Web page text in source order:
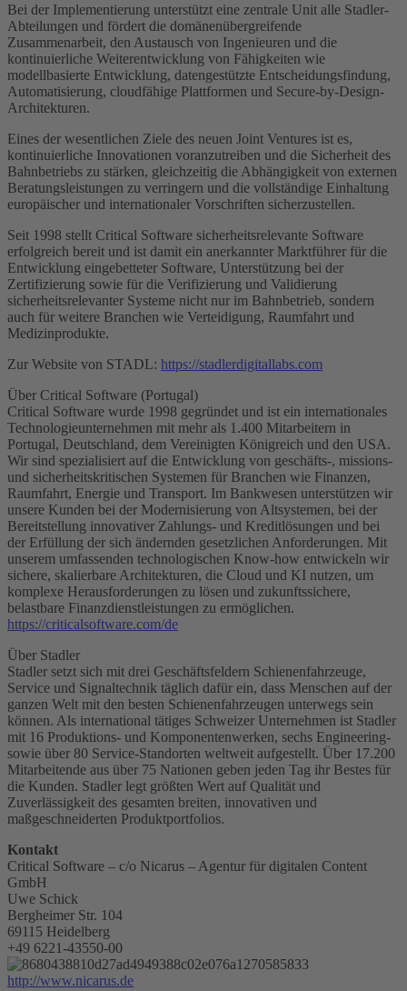
Bei der Implementierung unterstützt eine zentrale Unit alle Stadler-
Abteilungen und fördert die domänenübergreifende
Zusammenarbeit, den Austausch von Ingenieuren und die
kontinuierliche Weiterentwicklung von Fähigkeiten wie
modellbasierte Entwicklung, datengestützte Entscheidungsfindung,
Automatisierung, cloudfähige Plattformen und Secure-by-Design-
Architekturen.
Eines der wesentlichen Ziele des neuen Joint Ventures ist es,
kontinuierliche Innovationen voranzutreiben und die Sicherheit des
Bahnbetriebs zu stärken, gleichzeitig die Abhängigkeit von externen
Beratungsleistungen zu verringern und die vollständige Einhaltung
europäischer und internationaler Vorschriften sicherzustellen.
Seit 1998 stellt Critical Software sicherheitsrelevante Software
erfolgreich bereit und ist damit ein anerkannter Marktführer für die
Entwicklung eingebetteter Software, Unterstützung bei der
Zertifizierung sowie für die Verifizierung und Validierung
sicherheitsrelevanter Systeme nicht nur im Bahnbetrieb, sondern
auch für weitere Branchen wie Verteidigung, Raumfahrt und
Medizinprodukte.
Zur Website von STADL: https://stadlerdigitallabs.com
Über Critical Software (Portugal)
Critical Software wurde 1998 gegründet und ist ein internationales
Technologieunternehmen mit mehr als 1.400 Mitarbeitern in
Portugal, Deutschland, dem Vereinigten Königreich und den USA.
Wir sind spezialisiert auf die Entwicklung von geschäfts-, missions-
und sicherheitskritischen Systemen für Branchen wie Finanzen,
Raumfahrt, Energie und Transport. Im Bankwesen unterstützen wir
unsere Kunden bei der Modernisierung von Altsystemen, bei der
Bereitstellung innovativer Zahlungs- und Kreditlösungen und bei
der Erfüllung der sich ändernden gesetzlichen Anforderungen. Mit
unserem umfassenden technologischen Know-how entwickeln wir
sichere, skalierbare Architekturen, die Cloud und KI nutzen, um
komplexe Herausforderungen zu lösen und zukunftssichere,
belastbare Finanzdienstleistungen zu ermöglichen.
https://criticalsoftware.com/de
Über Stadler
Stadler setzt sich mit drei Geschäftsfeldern Schienenfahrzeuge,
Service und Signaltechnik täglich dafür ein, dass Menschen auf der
ganzen Welt mit den besten Schienenfahrzeugen unterwegs sein
können. Als international tätiges Schweizer Unternehmen ist Stadler
mit 16 Produktions- und Komponentenwerken, sechs Engineering-
sowie über 80 Service-Standorten weltweit aufgestellt. Über 17.200
Mitarbeitende aus über 75 Nationen geben jeden Tag ihr Bestes für
die Kunden. Stadler legt größten Wert auf Qualität und
Zuverlässigkeit des gesamten breiten, innovativen und
maßgeschneiderten Produktportfolios.
Kontakt
Critical Software – c/o Nicarus – Agentur für digitalen Content
GmbH
Uwe Schick
Bergheimer Str. 104
69115 Heidelberg
+49 6221-43550-00
http://www.nicarus.de